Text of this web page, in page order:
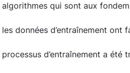
algorithmes qui sont aux
les données d’entraînement ont
processus d’entraînement a été